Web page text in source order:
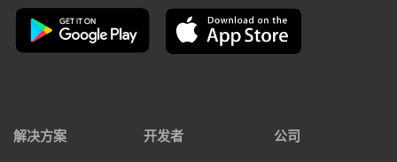
解决方案 开发者 公司